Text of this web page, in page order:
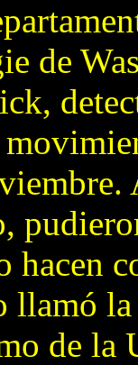
de
hacen
llamó
de la